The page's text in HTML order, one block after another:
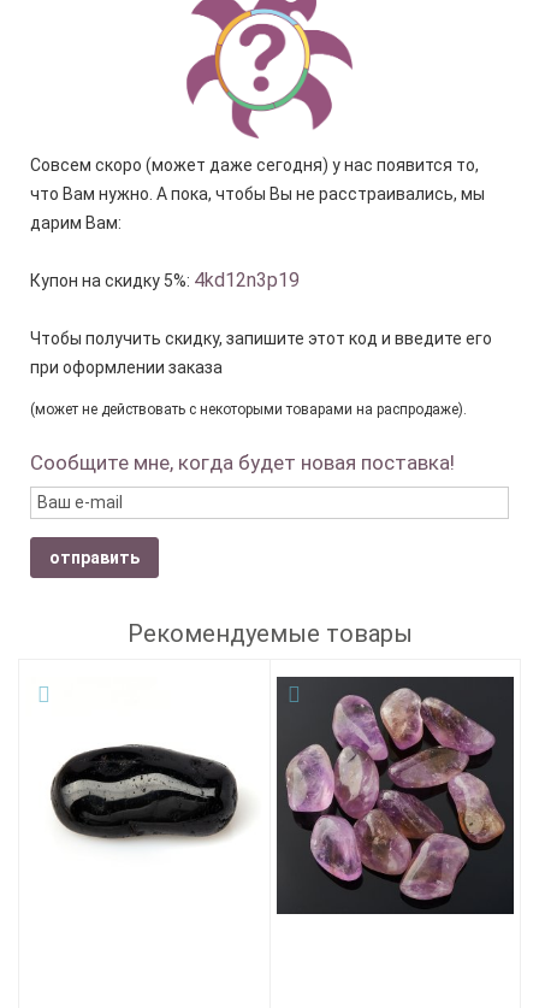
Совсем скоро (может даже сегодня) у нас появится то,
что Вам нужно. А пока, чтобы Вы не расстраивались, мы
дарим Вам:
Купон на скидку 5%: 4kd12n3p19
Чтобы получить скидку, запишите этот код и введите его
при оформлении заказа
(может не действовать с некоторыми товарами на распродаже).
Сообщите мне, когда будет новая поставка!
отправить
Рекомендуемые товары